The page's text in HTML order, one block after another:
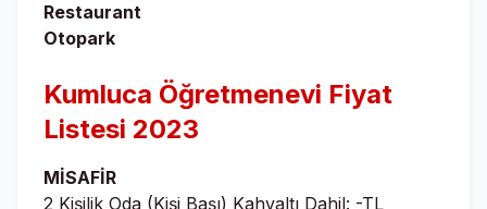
Restaurant
Otopark
Kumluca Öğretmenevi Fiyat
Listesi 2023
MİSAFİR
2 Kişilik Oda (Kişi Başı) Kahvaltı Dahil: -TL